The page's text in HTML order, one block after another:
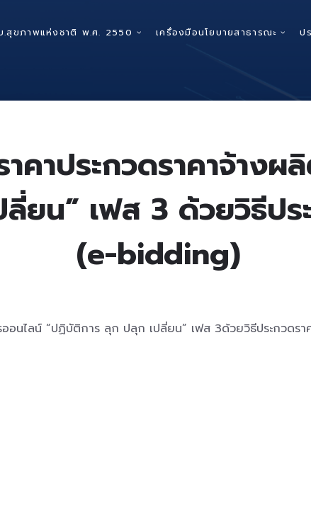
.สุขภาพแห่งชาติ พ.ศ. 2550 เครื่องมือนโยบายสาธารณะ ป
าคาประกวดราคาจ้าง
ยน” เฟส 3 ด้วยวิธีปร
(e-bidding)
ออนไลน์ “ปฏิบัติการ ลุก ปลุก เปลี่ยน” เฟส 3ด้วยวิธีประกวด